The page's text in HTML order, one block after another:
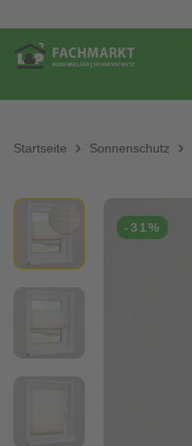
Startseite Sonnenschutz
-31%